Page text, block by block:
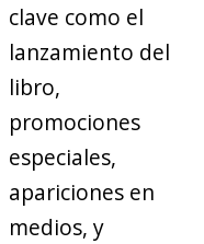
clave como el
lanzamiento del
libro,
promociones
especiales,
apariciones en
medios, y